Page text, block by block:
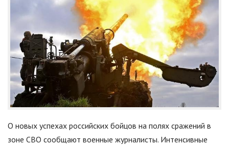
О новых успехах российских бойцов на полях сражений в
зоне СВО сообщают военные журналисты. Интенсивные